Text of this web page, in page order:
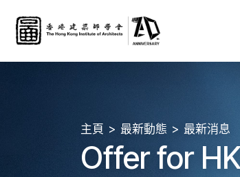
主頁 最新動態 最新消息
Offer for